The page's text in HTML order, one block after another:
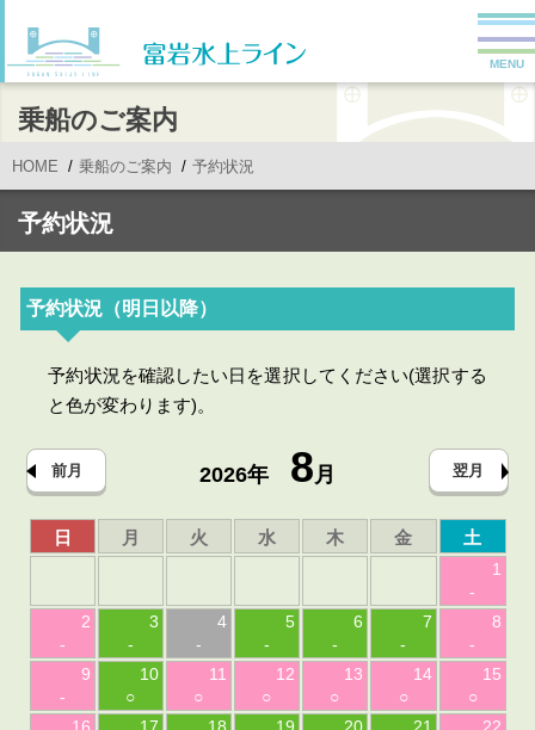
MENU
乗船のご案内
HOME 乗船のご案内 予約状況
予約状況
予約状況（明日以降）
予約状況を確認したい日を選択してください(選択する
と色が変わります)。
前月 2026年 8月 翌月
日 月 火 水 木 金 土
1
-
2
-
3
-
4
-
5
-
6
-
7
-
8
-
9
-
10
○
11
○
12
○
13
○
14
○
15
○